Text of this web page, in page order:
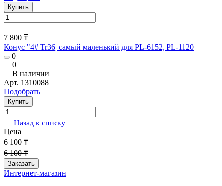
Купить
7 800 ₸
Конус "4# Tr36, самый маленький для PL-6152, PL-1120
0
0
В наличии
Арт. 1310088
Подобрать
Купить
Назад к списку
Цена
6 100 ₸
6 100 ₸
Заказать
Интернет-магазин